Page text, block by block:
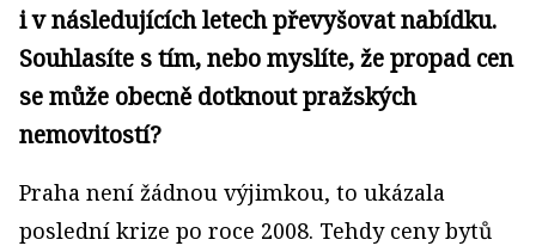
i v následujících letech převyšovat nabídku.
Souhlasíte s tím, nebo myslíte, že propad cen
se může obecně dotknout pražských
nemovitostí?
Praha není žádnou výjimkou, to ukázala
poslední krize po roce 2008. Tehdy ceny bytů